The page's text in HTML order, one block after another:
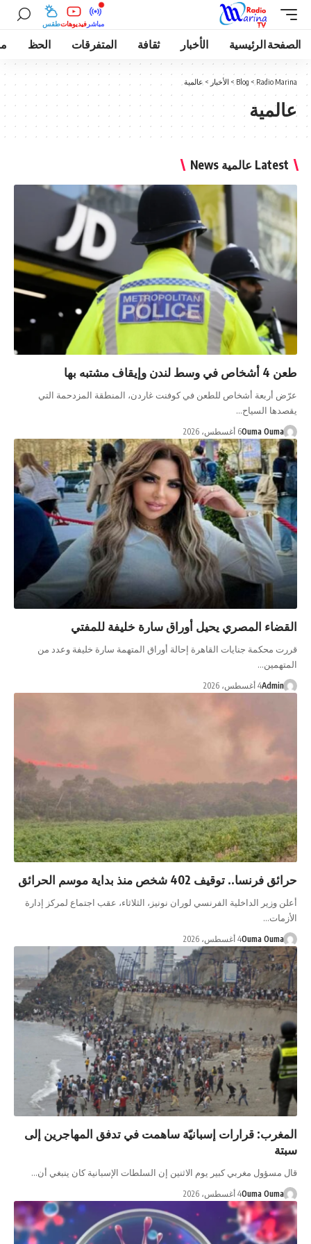
طقسفيديوهات مباشر
الصفحة الرئيسية الأخبار ثقافة المتفرقات الحظ
Radio Marina
>
Blog
> الأخبار > عالمية
عالمية
Latest عالمية News
طعن 4 أشخاص في وسط لندن وإيقاف مشتبه بها
عرّض أربعة أشخاص للطعن في كوفنت غاردن، المنطقة المزدحمة التي
يقصدها السياح…
Ouma Ouma6 أغسطس، 2026
القضاء المصري يحيل أوراق سارة خليفة للمفتي
قررت محكمة جنايات القاهرة إحالة أوراق المتهمة سارة خليفة وعدد من
المتهمين…
Admin4 أغسطس، 2026
حرائق فرنسا.. توقيف 402 شخص منذ بداية موسم الحرائق
أعلن وزير الداخلية الفرنسي لوران نونيز، الثلاثاء، عقب اجتماع لمركز إدارة
الأزمات…
Ouma Ouma4 أغسطس، 2026
المغرب: قرارات إسبانيّة ساهمت في تدفق المهاجرين إلى
سبتة
قال ​مسؤول مغربي كبير ​يوم الاثنين إن السلطات الإسبانية ‌كان ينبغي ‌أن…
Ouma Ouma4 أغسطس، 2026